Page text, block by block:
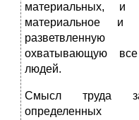
материальных, и
материальное и
охватывающую все
людей.
Смысл труда
определенных